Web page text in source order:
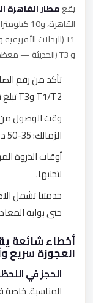
يقعمطار القاهرة
القاهرة،
T1/T2 وT3 تبلغ نحو 3 كيلومترات.
الزمالك: 35-50 دقيقة حسب الازدحام.
لتجنبها.
خدمتنا تشمل
حتى بوابة
أخطاء شائعة
العجوزة سريع
الحجز في اللحظة
المناسبة، خاصة